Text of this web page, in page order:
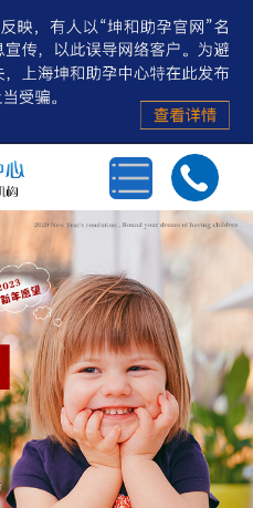
首页
三代试管婴儿
第三方辅助生殖
私人定制
冻卵/冻精